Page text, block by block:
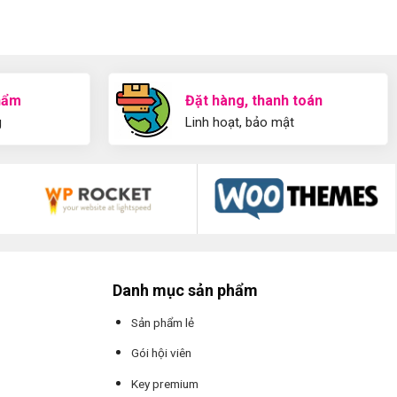
Đặt hàng, thanh toán
Linh hoạt, bảo mật
Danh mục sản phẩm
Sản phẩm lẻ
Gói hội viên
Key premium